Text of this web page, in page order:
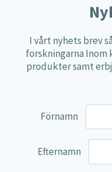
Övriga kosttillskott
100% Natural
EVP Nutrition
Multi Nutrient
Lamberts
I vårt nyhets brev
forskningarna Inom
produkter samt
Förnamn
Efternamn